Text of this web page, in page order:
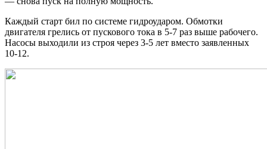
Каждый старт бил по системе гидроударом. Обмотки
двигателя грелись от пускового тока в 5-7 раз выше рабочего.
Насосы выходили из строя через 3-5 лет вместо заявленных
10-12.